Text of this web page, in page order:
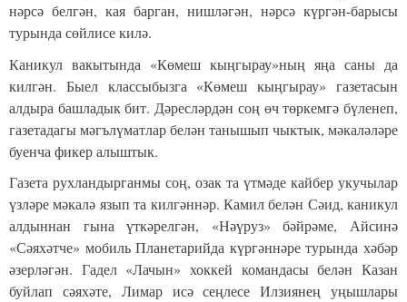
нәрсә белгән, кая барган, нишләгән, нәрсә күргән-барысы
турында сөйлисе килә.
Каникул вакытында «Көмеш кыңгырау»ның яңа саны да
килгән. Быел классыбызга «Көмеш кыңгырау» газетасын
алдыра башладык бит. Дәресләрдән соң өч төркемгә бүленеп,
газетадагы мәгълүматлар белән танышып чыктык, мәкаләләре
буенча фикер алыштык.
Газета рухландырганмы соң, озак та үтмәде кайбер укучылар
үзләре мәкалә язып та килгәннәр. Камил белән Сәид, каникул
алдыннан гына үткәрелгән, «Нәүруз» бәйрәме, Айсинә
«Сәяхәтче» мобиль Планетарийда күргәннәре турында хәбәр
әзерләгән. Гадел «Лачын» хоккей командасы белән Казан
буйлап сәяхәте, Лимар исә сеңлесе Илзиянең уңышлары